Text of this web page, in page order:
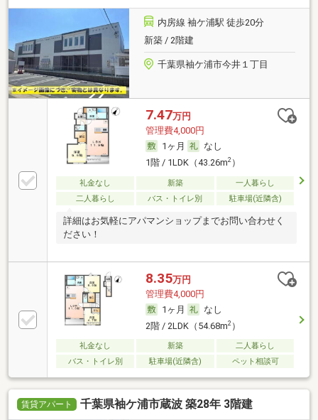
内房線 袖ケ浦駅 徒歩20分
新築 / 2階建
千葉県袖ケ浦市今井１丁目
7.47万円
管理費4,000円
1ヶ月
なし
1階 / 1LDK（43.26m2）
礼金なし 新築
一人暮らし
二人暮らし
バス・トイレ別 駐車場(近隣含)
詳細はお気軽にアパマンショップまでお問い合わせく
ださい！
8.35万円
管理費4,000円
1ヶ月
なし
2階 / 2LDK（54.68m2）
礼金なし 新築
二人暮らし
バス・トイレ別
駐車場(近隣含) ペット相談可
賃貸アパート 千葉県袖ケ浦市蔵波 築28年 3階建